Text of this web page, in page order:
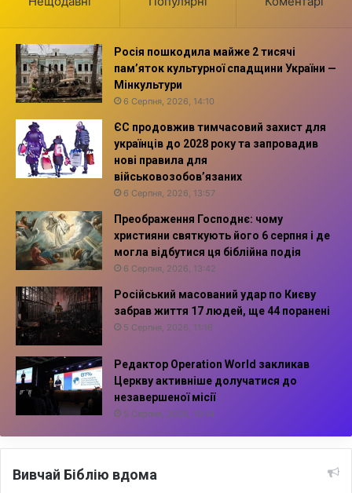
Росія пошкодила майже 2 тисячі
пам’яток культурної спадщини України —
Мінкультури
6 Серпня, 2026, 14:10
ЄС продовжив тимчасовий захист для
українців до 2028 року та запровадив
нові правила для
військовозобов’язаних
6 Серпня, 2026, 13:57
Преображення Господнє: чому
християни святкують його 6 серпня і де
могла відбутися ця біблійна подія
6 Серпня, 2026, 13:42
Російський масований удар по Києву
забрав життя 17 людей, ще 44 поранені
5 Серпня, 2026, 11:16
Редактор Operation World закликав
Церкву активніше долучатися до
незавершеної місії
5 Серпня, 2026, 10:14
Вивчай Біблію вдома